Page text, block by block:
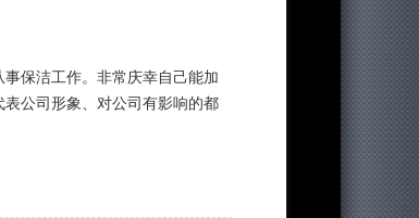
保洁工作。非常庆幸自己能加
公司形象、对公司有影响的都